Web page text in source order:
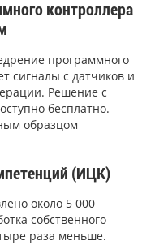
контроллера
программного
сигналы с датчиков и
Решение с
бесплатно.
образцом
(ИЦК)
около 5 000
собственного
раза меньше.